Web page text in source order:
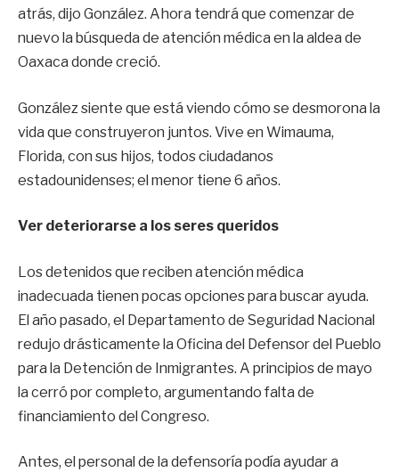
atrás, dijo González. Ahora tendrá que comenzar de
nuevo la búsqueda de atención médica en la aldea de
Oaxaca donde creció.
González siente que está viendo cómo se desmorona la
vida que construyeron juntos. Vive en Wimauma,
Florida, con sus hijos, todos ciudadanos
estadounidenses; el menor tiene 6 años.
Ver deteriorarse a los seres queridos
Los detenidos que reciben atención médica
inadecuada tienen pocas opciones para buscar ayuda.
El año pasado, el Departamento de Seguridad Nacional
redujo drásticamente la Oficina del Defensor del Pueblo
para la Detención de Inmigrantes. A principios de mayo
la cerró por completo, argumentando falta de
financiamiento del Congreso.
Antes, el personal de la defensoría podía ayudar a